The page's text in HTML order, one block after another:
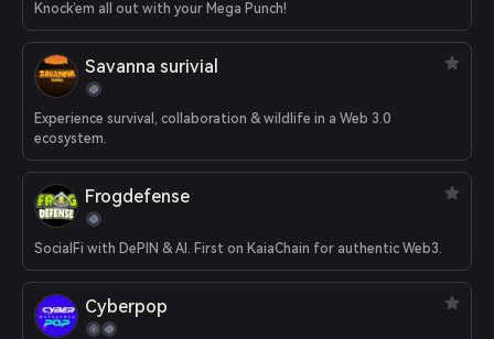
Knock’em all out with your Mega Punch!
Savanna surivial
Experience survival, collaboration & wildlife in a Web 3.0
ecosystem.
Frogdefense
SocialFi with DePIN & AI. First on KaiaChain for authentic Web3.
Cyber​​pop